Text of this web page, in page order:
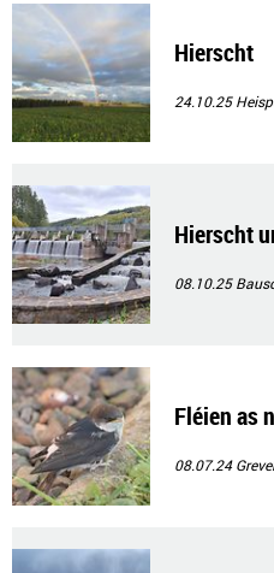
Hierscht
24.10.25
Hierscht
08.10.25
Fléien as
08.07.24